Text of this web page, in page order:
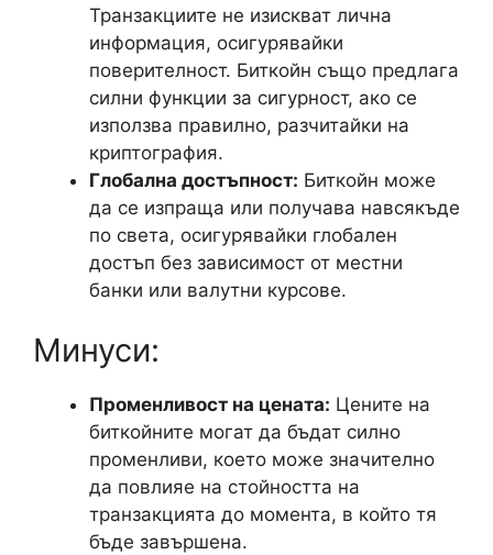
Транзакциите не изискват лична
информация, осигурявайки
поверителност. Биткойн също предлага
силни функции за сигурност, ако се
използва правилно, разчитайки на
криптография.
Глобална достъпност: Биткойн може
да се изпраща или получава навсякъде
по света, осигурявайки глобален
достъп без зависимост от местни
банки или валутни курсове.
Минуси:
Променливост на цената: Цените на
биткойните могат да бъдат силно
променливи, което може значително
да повлияе на стойността на
транзакцията до момента, в който тя
бъде завършена.